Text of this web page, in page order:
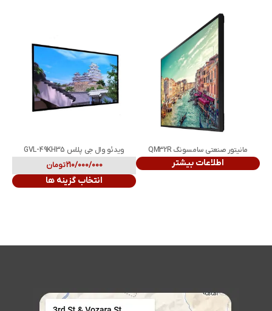
مانیتور صنعتی سامسونگ QM32R
اطلاعات بیشتر
ویدئو وال جی پلاس GVL-49KH35
210/000/000تومان
انتخاب گزینه ها